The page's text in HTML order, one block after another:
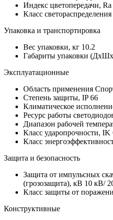
Индекс цветопередачи, Ra
Класс светораспределения
Упаковка и транспортировка
Вес упаковки, кг 10.2
Габариты упаковки
Эксплуатационные
Область применения
Степень защиты, IP66
Климатическое
Ресурс работы
Диапазон рабочей
Класс ударопрочности, IK
Класс
Защита и безопасность
Защита от импульсных
(грозозащита), кВ 10 кВ/
Класс защиты от
Конструктивные